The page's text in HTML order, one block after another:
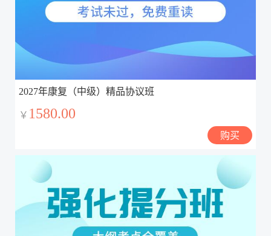
2027年康复（中级）精品协议班
￥ 1580.00
购买